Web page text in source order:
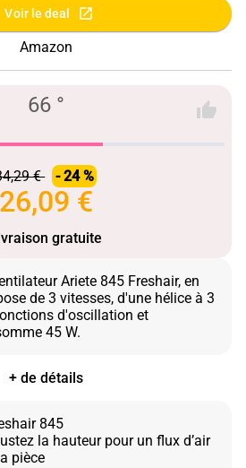
Voir le deal
Amazon
66 °
€ - 24 %
26,09 €
gratuite
Ariete 845 Freshair, en
de 3 vitesses, d'une hélice à 3
d'oscillation et
+ de détails
845
la hauteur pour un flux d’air
pièce